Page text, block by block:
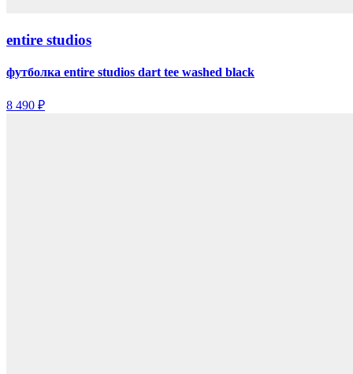
entire studios
футболка entire studios dart tee washed black
8 490 ₽